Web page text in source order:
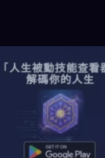
主
要